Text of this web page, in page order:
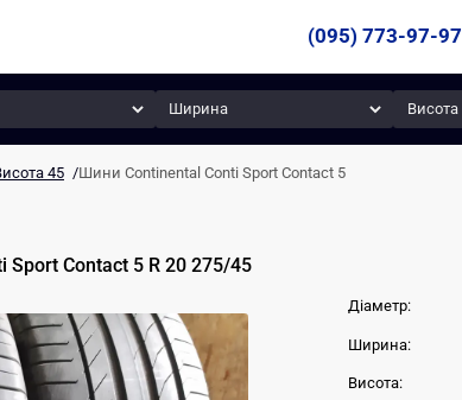
(095) 773-97-97
Ширина Висота
45 /Шини Continental Conti Sport Contact 5
Sport Contact 5 R 20 275/45
Діаметр:
Ширина:
Висота: